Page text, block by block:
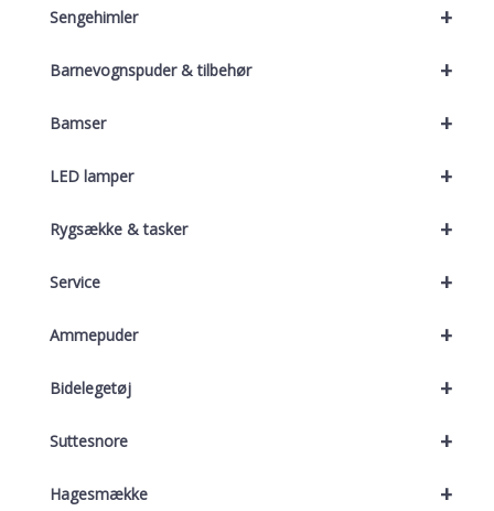
+
Sengehimler
+
Barnevognspuder & tilbehør
+
Bamser
+
LED lamper
+
Rygsække & tasker
+
Service
+
Ammepuder
+
Bidelegetøj
+
Suttesnore
+
Hagesmække